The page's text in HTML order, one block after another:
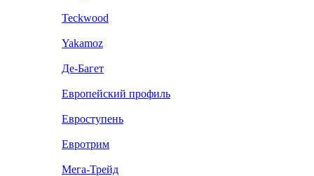
Teckwood
Yakamoz
Де-Багет
Европейский профиль
Евроступень
Евротрим
Мега-Трейд